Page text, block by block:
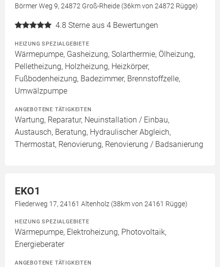
Börmer Weg 9, 24872 Groß-Rheide (36km von 24872 Rügge)
4.8 Sterne aus 4 Bewertungen
HEIZUNG SPEZIALGEBIETE
Wärmepumpe, Gasheizung, Solarthermie, Ölheizung,
Pelletheizung, Holzheizung, Heizkörper,
Fußbodenheizung, Badezimmer, Brennstoffzelle,
Umwälzpumpe
ANGEBOTENE TÄTIGKEITEN
Wartung, Reparatur, Neuinstallation / Einbau,
Austausch, Beratung, Hydraulischer Abgleich,
Thermostat, Renovierung, Renovierung / Badsanierung
EKO1
Fliederweg 17, 24161 Altenholz (38km von 24161 Rügge)
HEIZUNG SPEZIALGEBIETE
Wärmepumpe, Elektroheizung, Photovoltaik,
Energieberater
ANGEBOTENE TÄTIGKEITEN